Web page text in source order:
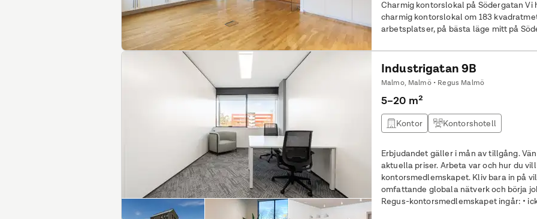
Charmig kontorslokal på Södergatan
charmig kontorslokal om 183
arbetsplatser, på bästa läge mitt på
inbjudande miljö, kompletterad med
med helglasade dörrar som skapar en
Industrigatan 9B
Malmo, Malmö • Regus Malmö
5–20 m²
Kontor Kontorshotell
Erbjudandet gäller i mån av tillgång.
aktuella priser. Arbeta var och hur du vill med Regus-
kontorsmedlemskapet. Kliv bara in på
omfattande globala nätverk och börja
Regus-kontorsmedlemskapet ingår: • icke-reserverat privat kontor för dig